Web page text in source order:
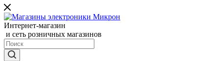
Интернет-магазин
и сеть розничных магазинов